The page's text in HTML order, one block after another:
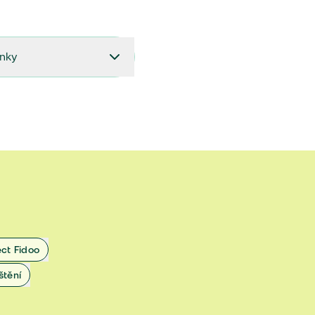
do 31.10.2022
do 8.7.2020
do 31.10.2019
Fidoo